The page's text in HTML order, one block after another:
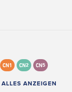
CN1 CN2 CN5
ALLES ANZEIGEN